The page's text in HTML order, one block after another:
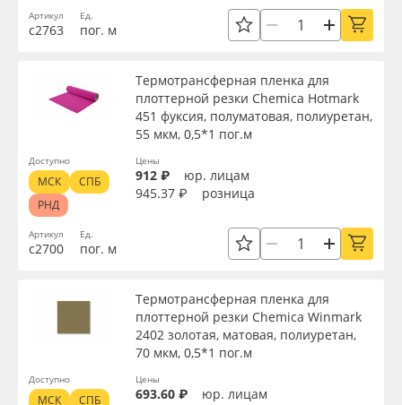
Поставщикам
Избранное
8 800 550 7888
Москва
Инженерные пластики
Упаковочные материалы
Оборудование и инструмент
Новинки ассортимента
Плёнка монтажная Oratape
Ширина, м
Материал
Цвет
Артикул
с2763
Ед.
пог. м
Артикул
с2700
Термотрансферная пленка для
плоттерной резки Chemica Hotmark
451 фуксия, полуматовая, полиуретан,
55 мкм, 0,5*1 пог.м
Ед.
пог. м
Цены
912 ₽
юр. лицам
945.37 ₽
розница
Доступно
МСК
СПБ
РНД
Термотрансферная пленка для
плоттерной резки Chemica Winmark
2402 золотая, матовая, полиуретан,
70 мкм, 0,5*1 пог.м
Цены
693.60 ₽
юр. лицам
Доступно
МСК
СПБ